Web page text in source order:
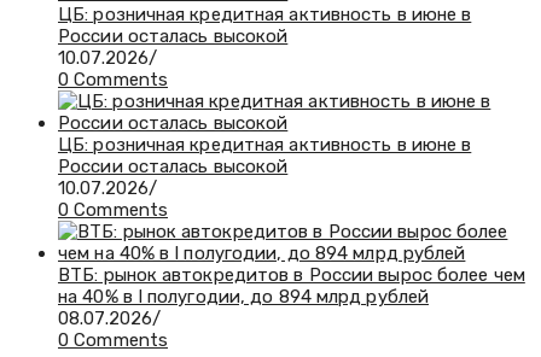
ЦБ: розничная кредитная активность в июне в
России осталась высокой
10.07.2026/
0 Comments
ЦБ: розничная кредитная активность в июне в
России осталась высокой
10.07.2026/
0 Comments
ВТБ: рынок автокредитов в России вырос более чем
на 40% в I полугодии, до 894 млрд рублей
08.07.2026/
0 Comments